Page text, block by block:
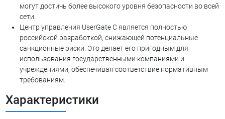
могут достичь более высокого уровня безопасности во всей
сети.
Центр управления UserGate C является полностью
российской разработкой, снижающей потенциальные
санкционные риски. Это делает его пригодным для
использования государственными компаниями и
учреждениями, обеспечивая соответствие нормативным
требованиям.
Характеристики